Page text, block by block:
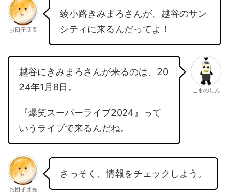
お団子団長
綾小路きみまろさんが、越谷のサン
シティに来るんだってよ！
越谷にきみまろさんが来るのは、20
24年1月8日。
『爆笑スーパーライブ2024』って
いうライブで来るんだね。
こまのしん
お団子団長
さっそく、情報をチェックしよう。